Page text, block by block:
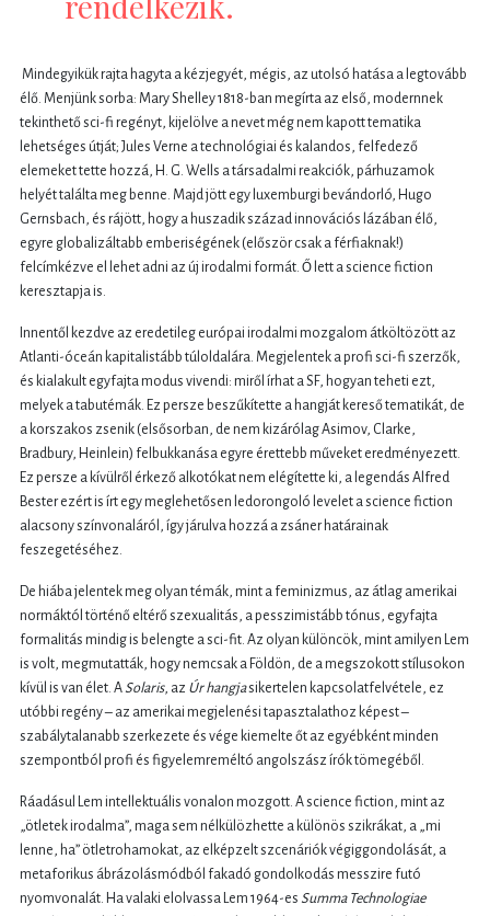
Mindegyikük rajta hagyta a kézjegyét, mégis, az utolsó hatása a legtovább
élő. Menjünk sorba: Mary Shelley 1818-ban megírta az első, modernnek
tekinthető sci-fi regényt, kijelölve a nevet még nem kapott tematika
lehetséges útját; Jules Verne a technológiai és kalandos, felfedező
elemeket tette hozzá, H. G. Wells a társadalmi reakciók, párhuzamok
helyét találta meg benne. Majd jött egy luxemburgi bevándorló, Hugo
Gernsbach, és rájött, hogy a huszadik század innovációs lázában élő,
egyre globalizáltabb emberiségének (először csak a férfiaknak!)
felcímkézve el lehet adni az új irodalmi formát. Ő lett a science fiction
keresztapja is.
Innentől kezdve az eredetileg európai irodalmi mozgalom átköltözött az
Atlanti-óceán kapitalistább túloldalára. Megjelentek a profi sci-fi szerzők,
és kialakult egyfajta modus vivendi: miről írhat a SF, hogyan teheti ezt,
melyek a tabutémák. Ez persze beszűkítette a hangját kereső tematikát, de
a korszakos zsenik (elsősorban, de nem kizárólag Asimov, Clarke,
Bradbury, Heinlein) felbukkanása egyre érettebb műveket eredményezett.
Ez persze a kívülről érkező alkotókat nem elégítette ki, a legendás Alfred
Bester ezért is írt egy meglehetősen ledorongoló levelet a science fiction
alacsony színvonaláról, így járulva hozzá a zsáner határainak
feszegetéséhez.
De hiába jelentek meg olyan témák, mint a feminizmus, az átlag amerikai
normáktól történő eltérő szexualitás, a pesszimistább tónus, egyfajta
formalitás mindig is belengte a sci-fit. Az olyan különcök, mint amilyen Lem
is volt, megmutatták, hogy nemcsak a Földön, de a megszokott stílusokon
kívül is van élet. A Solaris, az Úr hangjasikertelen kapcsolatfelvétele, ez
utóbbi regény – az amerikai megjelenési tapasztalathoz képest –
szabálytalanabb szerkezete és vége kiemelte őt az egyébként minden
szempontból profi és figyelemreméltó angolszász írók tömegéből.
Ráadásul Lem intellektuális vonalon mozgott. A science fiction, mint az
„ötletek irodalma”, maga sem nélkülözhette a különös szikrákat, a „mi
lenne, ha” ötletrohamokat, az elképzelt szcenáriók végiggondolását, a
metaforikus ábrázolásmódból fakadó gondolkodás messzire futó
nyomvonalát. Ha valaki elolvassa Lem 1964-es Summa Technologiae